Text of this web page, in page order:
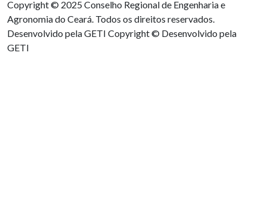
Copyright © 2025 Conselho Regional de Engenharia e
Agronomia do Ceará. Todos os direitos reservados.
Desenvolvido pela GETI Copyright © Desenvolvido pela
GETI